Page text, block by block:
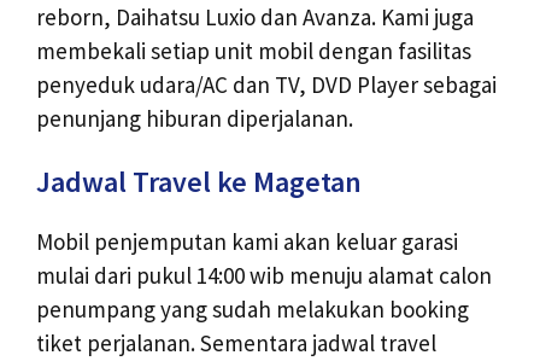
reborn, Daihatsu Luxio dan Avanza. Kami juga
membekali setiap unit mobil dengan fasilitas
penyeduk udara/AC dan TV, DVD Player sebagai
penunjang hiburan diperjalanan.
Jadwal Travel ke Magetan
Mobil penjemputan kami akan keluar garasi
mulai dari pukul 14:00 wib menuju alamat calon
penumpang yang sudah melakukan booking
tiket perjalanan. Sementara jadwal travel